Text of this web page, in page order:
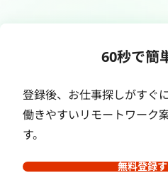
60秒で簡
登録後、お仕事探しがすぐ
働きやすいリモートワーク
す。
無料登録